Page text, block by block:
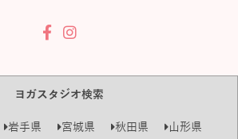
ヨガスタジオ検索
岩手県 宮城県 秋田県
山形県